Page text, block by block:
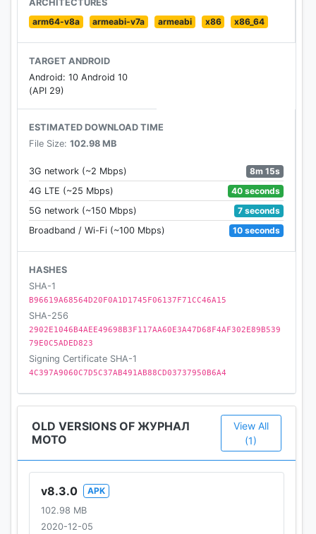
ARCHITECTURES
arm64-v8a
armeabi-v7a armeabi x86 x86_64
TARGET ANDROID
Android: 10 Android 10
(API 29)
ESTIMATED DOWNLOAD TIME
File Size: 102.98 MB
3G network (~2 Mbps)
8m 15s
4G LTE (~25 Mbps)
40 seconds
5G network (~150 Mbps)
7 seconds
Broadband / Wi-Fi (~100 Mbps)
10 seconds
HASHES
SHA-1
B96619A68564D20F0A1D1745F06137F71CC46A15
SHA-256
2902E1046B4AEE49698B3F117AA60E3A47D68F4AF302E89B539
79E0C5ADED823
Signing Certificate SHA-1
4C397A9060C7D5C37AB491AB88CD03737950B6A4
OLD VERSIONS OF ЖУРНАЛ
МОТО
View All
(1)
v8.3.0
APK
102.98 MB
2020-12-05